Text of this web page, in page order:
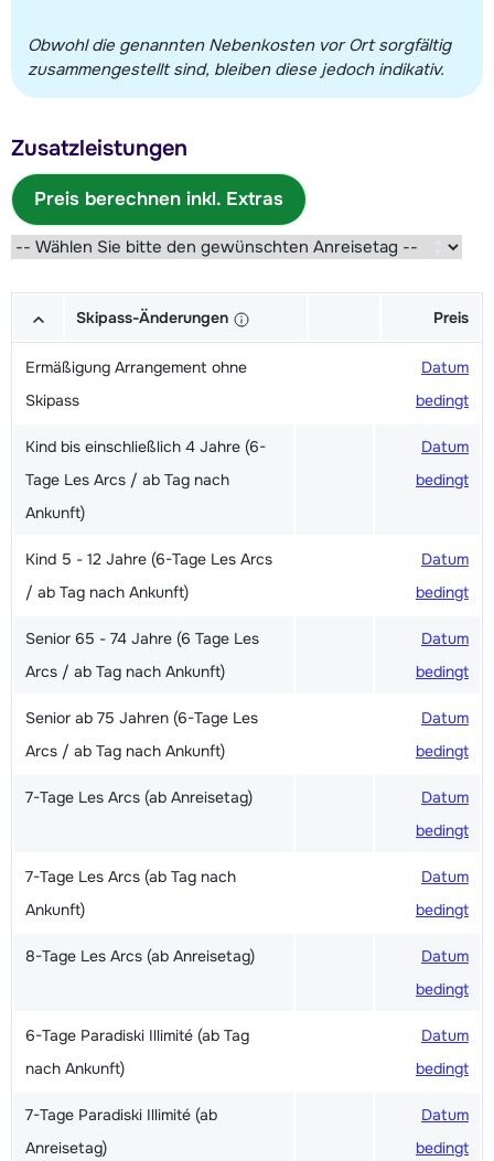
Obwohl die genannten Nebenkosten vor Ort sorgfältig
zusammengestellt sind, bleiben diese jedoch indikativ.
Zusatzleistungen
Preis berechnen inkl. Extras
Skipass-Änderungen Preis
Ermäßigung Arrangement ohne
Skipass
Datum
bedingt
Kind bis einschließlich 4 Jahre (6-
Tage Les Arcs / ab Tag nach
Ankunft)
Datum
bedingt
Kind 5 - 12 Jahre (6-Tage Les Arcs
/ ab Tag nach Ankunft)
Datum
bedingt
Senior 65 - 74 Jahre (6 Tage Les
Arcs / ab Tag nach Ankunft)
Datum
bedingt
Senior ab 75 Jahren (6-Tage Les
Arcs / ab Tag nach Ankunft)
Datum
bedingt
7-Tage Les Arcs (ab Anreisetag)
Datum
bedingt
7-Tage Les Arcs (ab Tag nach
Ankunft)
Datum
bedingt
8-Tage Les Arcs (ab Anreisetag)
Datum
bedingt
6-Tage Paradiski Illimité (ab Tag
nach Ankunft)
Datum
bedingt
7-Tage Paradiski Illimité (ab
Anreisetag)
Datum
bedingt